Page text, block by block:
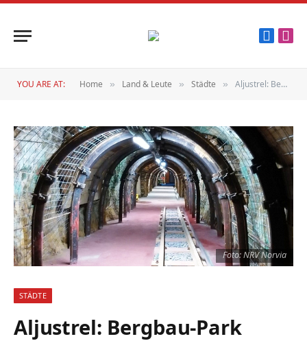
YOU ARE AT: Home » Land & Leute » Städte » Aljustrel: Bergbau-Park
STÄDTE
Aljustrel: Bergbau-Park
Foto: NRV Norvia